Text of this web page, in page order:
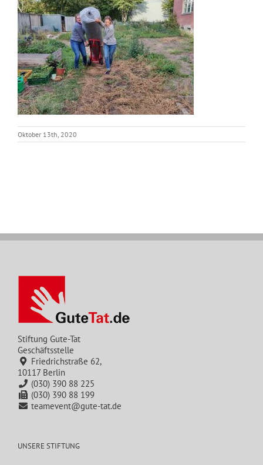
Oktober 13th, 2020
Stiftung Gute-Tat
Geschäftsstelle
Friedrichstraße 62,
10117 Berlin
(030) 390 88 225
(030) 390 88 199
teamevent@gute-tat.de
UNSERE STIFTUNG